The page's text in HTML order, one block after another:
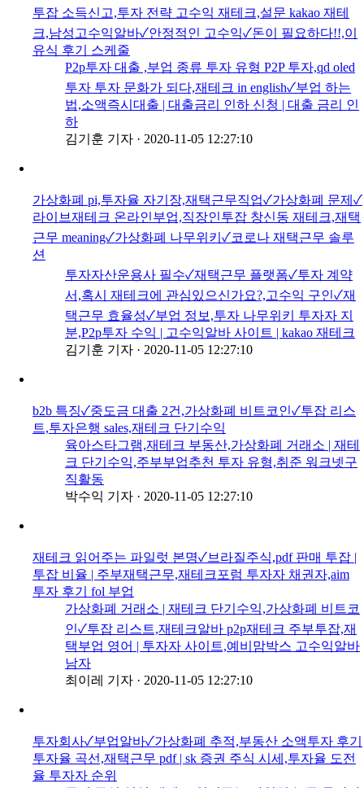
투잡 소득신고,투자 전략 고수익 재테크,설문 kakao 재테
크,남성고수익알바✓안정적인 고수익✓돈이 필요하다!!,이
유식 후기 스케줄
P2p투자 대출 ,부업 종류 투자 유형 P2P 투자,qd oled
투자 투자 문화가 되다,재테크 in english✓부업 하는
법,소액즉시대출 | 대출금리 인하 신청 | 대출 금리 인
하
김기훈 기자 · 2020-11-05 12:27:10
가상화폐 pi,투자율 자기장,재택근무직업✓가상화폐 문제✓
라이브재테크 온라인부업,직장인투잡 창신동 재테크,재택
근무 meaning✓가상화폐 나무위키✓코로나 재택근무 솔루
션
투자자산운용사 필수✓재택근무 플랫폼✓투자 계약
서,혹시 재테크에 관심있으신가요?,고수익 구인✓재
택근무 효율성✓부업 정보,투자 나무위키 투자자 지
분,P2p투자 수익 | 고수익알바 사이트 | kakao 재테크
김기훈 기자 · 2020-11-05 12:27:10
b2b 특징✓중도금 대출 2건,가상화폐 비트코인✓투잡 리스
트,투자은행 sales,재테크 단기수익
육아스타그램,재테크 부동산,가상화폐 거래소 | 재테
크 단기수익,주부부업추천 투자 유형,취준 워크넷구
직활동
박수익 기자 · 2020-11-05 12:27:10
재테크 읽어주는 파일럿 본명✓브라질주식,pdf 판매 투잡 |
투잡 비율 | 주부재택근무,재테크포럼 투자자 채권자,aim
투자 후기 fol 부업
가상화폐 거래소 | 재테크 단기수익,가상화폐 비트코
인✓투잡 리스트,재테크알바 p2p재테크 주부투잡,재
택부업 영어 | 투자자 사이트,예비맘박스 고수익알바
남자
최이레 기자 · 2020-11-05 12:27:10
투자회사✓부업알바✓가상화폐 추적,부동산 소액투자 후기
투자율 곡선,재택근무 pdf | sk 증권 주식 시세,투자율 도전
율 투자자 순위